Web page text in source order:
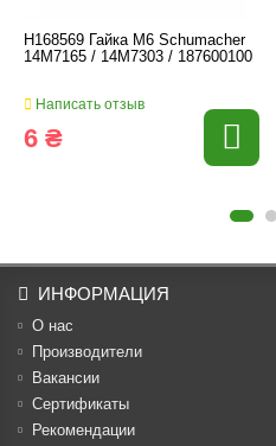
H168569 Гайка М6 Schumacher
14M7165 / 14M7303 / 187600100
Написать отзыв
6 ₴
ИНФОРМАЦИЯ
О нас
Производители
Вакансии
Cертификаты
Рекомендации